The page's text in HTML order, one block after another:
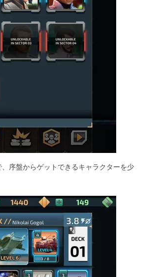
序盤からゲットできるキャラクターを少